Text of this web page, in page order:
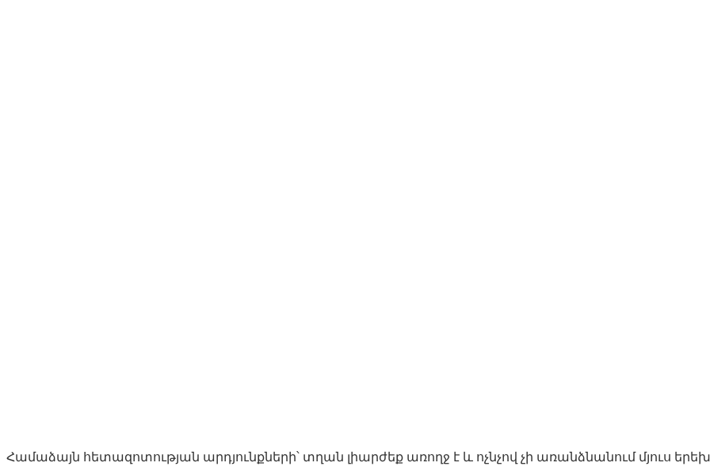
Համաձայն հետազոտության արդյունքների՝ տղան լիարժեք առողջ է և ոչնչով չի առանձնանում մյուս